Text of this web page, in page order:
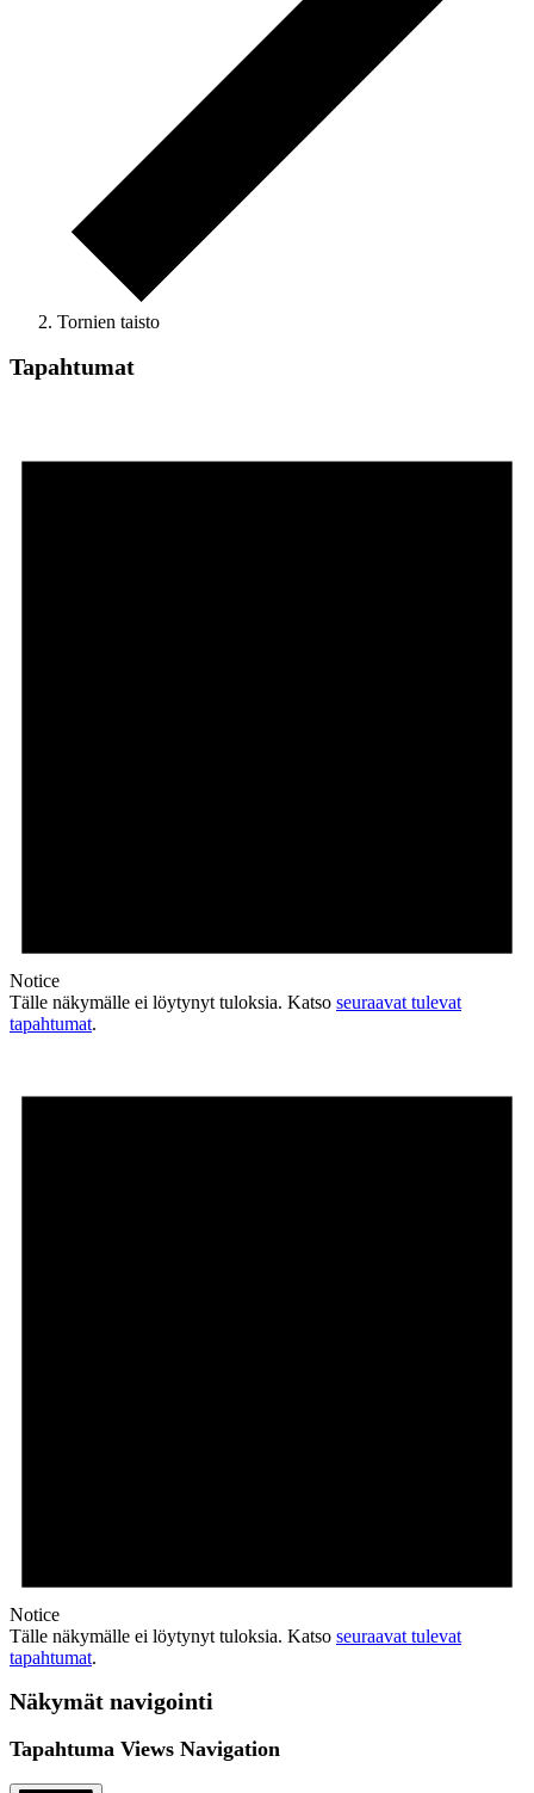
Tornien taisto
Tapahtumat
Notice
Tälle näkymälle ei löytynyt tuloksia. Katso seuraavat tulevat
tapahtumat.
Notice
Tälle näkymälle ei löytynyt tuloksia. Katso seuraavat tulevat
tapahtumat.
Näkymät navigointi
Tapahtuma Views Navigation